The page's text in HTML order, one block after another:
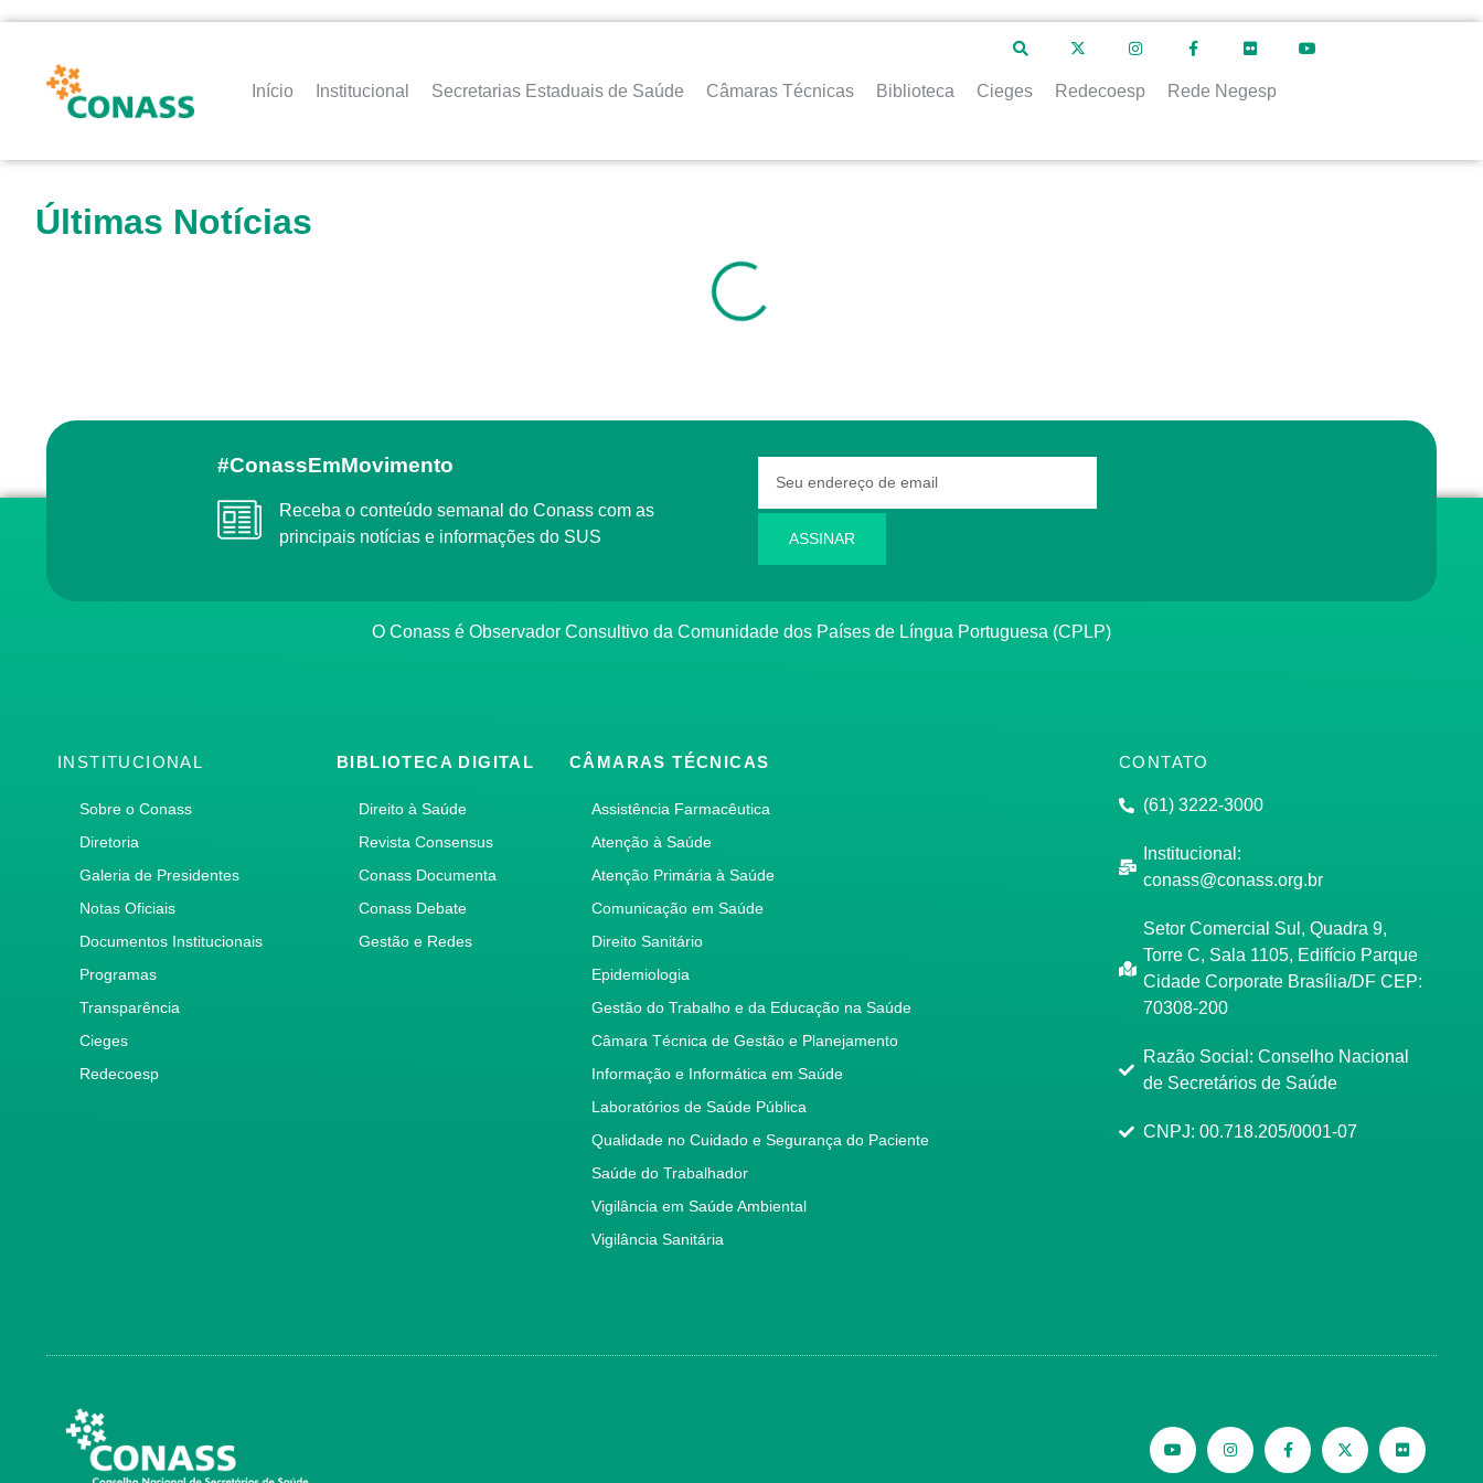
Início Institucional Secretarias Estaduais de Saúde Câmaras Técnicas Biblioteca Cieges Redecoesp Rede Negesp
Últimas Notícias
#ConassEmMovimento
Receba o conteúdo semanal do Conass com as
principais notícias e informações do SUS
ASSINAR
O Conass é Observador Consultivo da Comunidade dos Países de Língua Portuguesa (CPLP)
INSTITUCIONAL
Sobre o Conass
Diretoria
Galeria de Presidentes
Notas Oficiais
Documentos Institucionais
Programas
Transparência
Cieges
Redecoesp
BIBLIOTECA DIGITAL
Direito à Saúde
Revista Consensus
Conass Documenta
Conass Debate
Gestão e Redes
CÂMARAS TÉCNICAS
Assistência Farmacêutica
Atenção à Saúde
Atenção Primária à Saúde
Comunicação em Saúde
Direito Sanitário
Epidemiologia
Gestão do Trabalho e da Educação na Saúde
Câmara Técnica de Gestão e Planejamento
Informação e Informática em Saúde
Laboratórios de Saúde Pública
Qualidade no Cuidado e Segurança do Paciente
Saúde do Trabalhador
Vigilância em Saúde Ambiental
Vigilância Sanitária
CONTATO
(61) 3222-3000
Institucional:
conass@conass.org.br
Setor Comercial Sul, Quadra 9,
Torre C, Sala 1105, Edifício Parque
Cidade Corporate Brasília/DF CEP:
70308-200
Razão Social: Conselho Nacional
de Secretários de Saúde
CNPJ: 00.718.205/0001-07